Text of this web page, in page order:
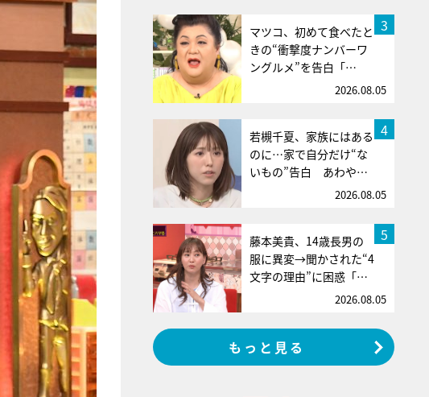
3
マツコ、初めて食べたと
きの“衝撃度ナンバーワ
ングルメ”を告白「…
2026.08.05
4
若槻千夏、家族にはある
のに…家で自分だけ“な
いもの”告白 あわや…
2026.08.05
5
藤本美貴、14歳長男の
服に異変→聞かされた“4
文字の理由”に困惑「…
2026.08.05
もっと見る